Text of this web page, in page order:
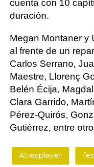
cuenta con 10
duración.
Megan Montaner y
al frente de un
Carlos Serrano,
Maestre, Llorenç
Belén Écija,
Clara Garrido,
Pérez-Quirós,
Gutiérrez, entre
Atresplayer